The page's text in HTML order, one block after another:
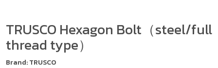
TRUSCO Hexagon Bolt（steel/full
thread type）
Brand: TRUSCO